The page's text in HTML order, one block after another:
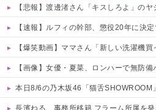
【悲報】渡邊渚さん「キスしろよ」の
【速報】ルフィの幹部、懲役20年に決定す
【爆笑動画】ママさん「新しい洗濯機買って1発目に回し
【画像】女優・夏菜、ロンハーで無防
本日8/6の乃木坂46「猫舌SHOWROOM
長濱ねる、事務所移籍 フラーム所属を